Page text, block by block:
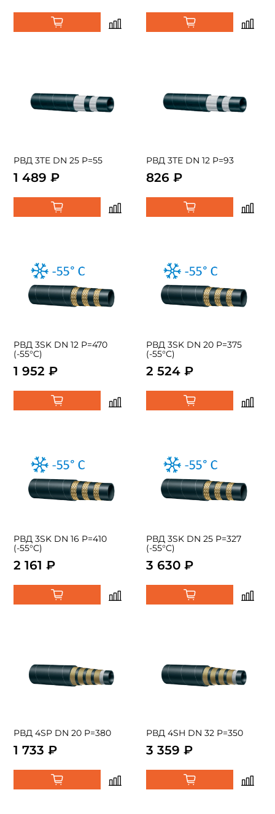
РВД 3TE DN 25 P=55
1 489 ₽
РВД 3TE DN 12 P=93
826 ₽
РВД 3SK DN 12 P=470
(-55°C)
1 952 ₽
РВД 3SK DN 20 P=375
(-55°C)
2 524 ₽
РВД 3SK DN 16 P=410
(-55°C)
2 161 ₽
РВД 3SK DN 25 P=327
(-55°C)
3 630 ₽
РВД 4SP DN 20 P=380
1 733 ₽
РВД 4SH DN 32 P=350
3 359 ₽